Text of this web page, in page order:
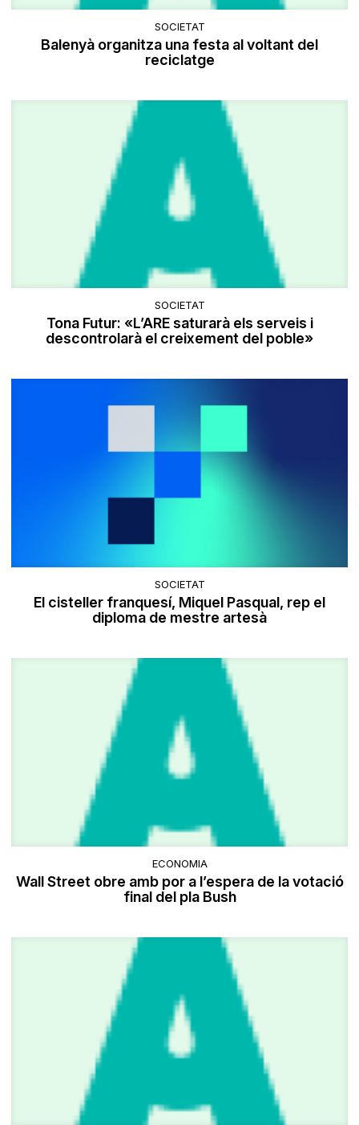
SOCIETAT
Balenyà organitza una festa al voltant del
reciclatge
SOCIETAT
Tona Futur: «L’ARE saturarà els serveis i
descontrolarà el creixement del poble»
SOCIETAT
El cisteller franquesí, Miquel Pasqual, rep el
diploma de mestre artesà
ECONOMIA
Wall Street obre amb por a l’espera de la votació
final del pla Bush